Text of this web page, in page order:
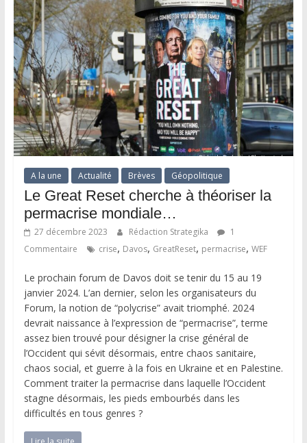
A la une Actualité Brèves Géopolitique
Le Great Reset cherche à théoriser la
permacrise mondiale…
27 décembre 2023 Rédaction Strategika
1
Commentaire
crise, Davos, GreatReset, permacrise, WEF
Le prochain forum de Davos doit se tenir du 15 au 19
janvier 2024. L’an dernier, selon les organisateurs du
Forum, la notion de “polycrise” avait triomphé. 2024
devrait naissance à l’expression de “permacrise”, terme
assez bien trouvé pour désigner la crise général de
l’Occident qui sévit désormais, entre chaos sanitaire,
chaos social, et guerre à la fois en Ukraine et en Palestine.
Comment traiter la permacrise dans laquelle l’Occident
stagne désormais, les pieds embourbés dans les
difficultés en tous genres ?